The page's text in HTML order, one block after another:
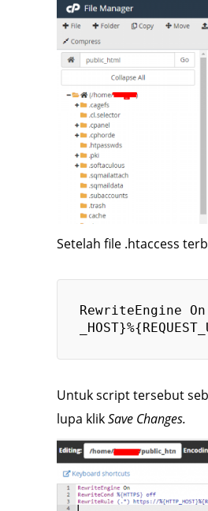
Setelah file .htaccess
RewriteEngine
Untuk script tersebut
lupa klikSave Changes.